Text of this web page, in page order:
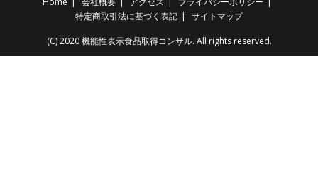
特定商取引法に基づく表記
サイトマップ
(C) 2020 機能性表示食品取得コンサル. All rights reserved.